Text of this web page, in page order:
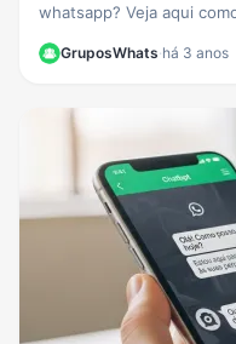
whatsapp? Veja aqui
GruposWhats·há 3 anos